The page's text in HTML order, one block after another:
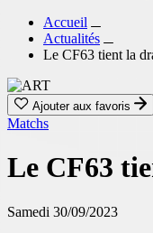
Accueil
Actualités
Le CF63 tient la
Ajouter aux favoris
Matchs
Le CF63
Samedi 30/09/2023